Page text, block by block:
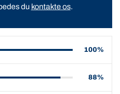
du kontakte os.
100%
88%